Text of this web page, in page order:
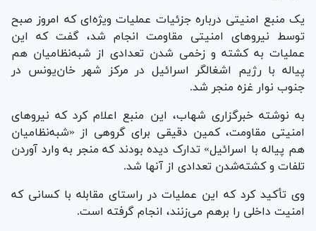
یک منبع امنیتی درباره جزئیات عملیات ویژه‌ای که امروز صبح
توسط نیرو‌های امنیتی مقاومت انجام شد، گفت که این
عملیات به کشته و زخمی شدن تعدادی از شبه‌نظامیان هم
پیاله با رژیم اشغالگر اسرائیل در مرکز شهر خان‌یونس در
جنوب نوار غزه منجر شد.
به نوشته خبرگزاری شهاب، این منبع اعلام کرد که نیرو‌های
امنیتی مقاومت، کمین دقیقی برای گروهی از «شبه‌نظامیان
هم پیاله با اسرائیل» تدارک دیده بودند که منجر به وارد آوردن
تلفات و کشته‌شدن تعدادی از آنها شد.
وی تأکید کرد که این عملیات در راستای مقابله با کسانی که
امنیت داخلی را برهم می‌زنند، انجام گرفته است.